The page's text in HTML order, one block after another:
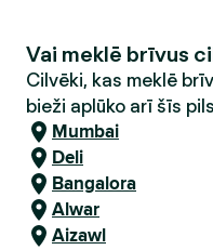
Vai meklē brīvus
Cilvēki, kas meklē
bieži aplūko arī šīs
Mumbai
Deli
Bangalora
Alwar
Aizawl